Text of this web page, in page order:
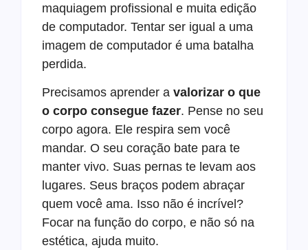
maquiagem profissional e muita edição
de computador. Tentar ser igual a uma
imagem de computador é uma batalha
perdida.
Precisamos aprender a valorizar o que
o corpo consegue fazer. Pense no seu
corpo agora. Ele respira sem você
mandar. O seu coração bate para te
manter vivo. Suas pernas te levam aos
lugares. Seus braços podem abraçar
quem você ama. Isso não é incrível?
Focar na função do corpo, e não só na
estética, ajuda muito.